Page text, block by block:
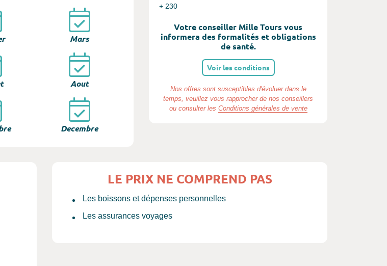
Mars
Aout
Decembre
+ 230
Votre conseiller Mille Tours vous
informera des formalités et obligations
de santé.
Voir les conditions
Nos offres sont susceptibles d'évoluer dans le
temps, veuillez vous rapprocher de nos conseillers
ou consulter les Conditions générales de vente
LE PRIX NE COMPREND PAS
Les boissons et dépenses personnelles
Les assurances voyages